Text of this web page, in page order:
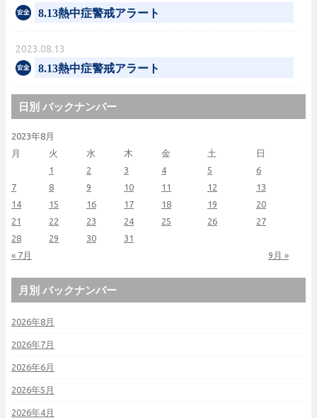
8.13熱中症警戒アラート
2023.08.13
8.13熱中症警戒アラート
日別 バックナンバー
2023年8月
月
火 水 木 金 土 日
« 7月 9月 »
1 2 3 4 5
6
7
8 9 10 11 12
13
14
15 16 17 18 19
20
21
22 23 24 25 26
27
28
29 30 31
月別 バックナンバー
2026年8月
2026年7月
2026年6月
2026年5月
2026年4月